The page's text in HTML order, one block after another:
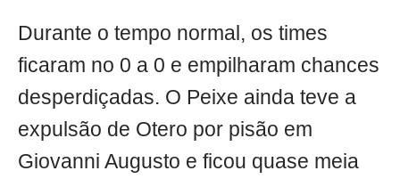
Durante o tempo normal, os times
ficaram no 0 a 0 e empilharam chances
desperdiçadas. O Peixe ainda teve a
expulsão de Otero por pisão em
Giovanni Augusto e ficou quase meia